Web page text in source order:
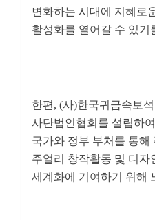
변화하는 시대에 지혜로
활성화를 열어갈 수 있기
한편 , (사)한국귀금속보
사단법인협회를 설립하
국가와 정부 부처를 통
주얼리 창작활동 및 디
세계화에 기여하기 위해